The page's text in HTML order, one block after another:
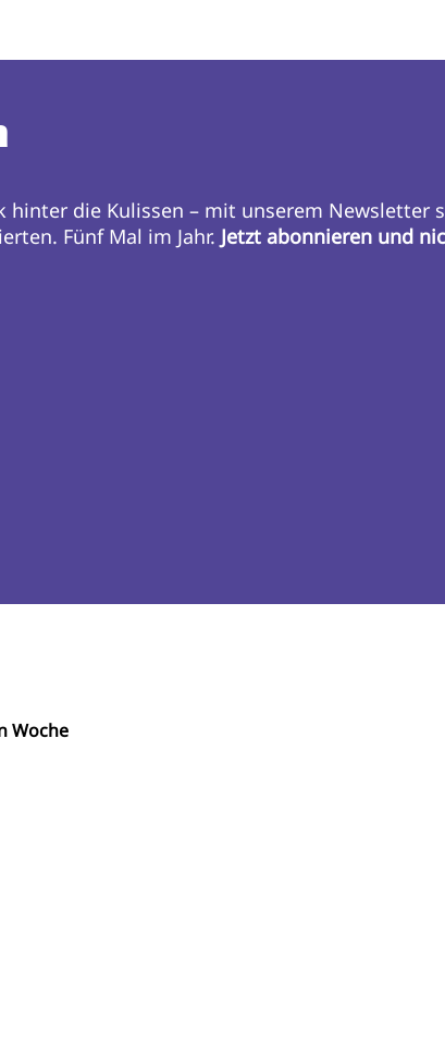
die Kulissen – mit unserem Newsletter
Fünf Mal im Jahr. Jetzt abonnieren und
Woche